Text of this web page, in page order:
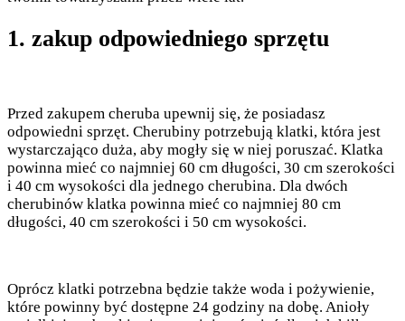
1. zakup odpowiedniego sprzętu
Przed zakupem cheruba upewnij się, że posiadasz
odpowiedni sprzęt. Cherubiny potrzebują klatki, która jest
wystarczająco duża, aby mogły się w niej poruszać. Klatka
powinna mieć co najmniej 60 cm długości, 30 cm szerokości
i 40 cm wysokości dla jednego cherubina. Dla dwóch
cherubinów klatka powinna mieć co najmniej 80 cm
długości, 40 cm szerokości i 50 cm wysokości.
Oprócz klatki potrzebna będzie także woda i pożywienie,
które powinny być dostępne 24 godziny na dobę. Anioły